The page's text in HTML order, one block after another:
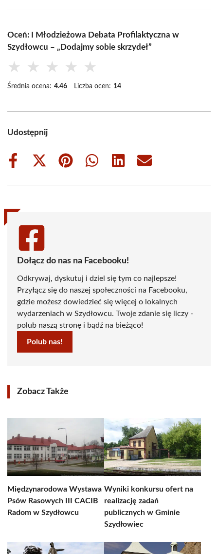
Oceń: I Młodzieżowa Debata Profilaktyczna w
Szydłowcu – „Dodajmy sobie skrzydeł”
★ ★ ★ ★ ★
Średnia ocena: 4.46 Liczba ocen: 14
Udostępnij
Share
Share
(Twitter)
Share
Share
Share
Share
Dołącz do nas na Facebooku!
Odkrywaj, dyskutuj i dziel się tym co najlepsze!
Przyłącz się do naszej społeczności na Facebooku,
gdzie możesz dowiedzieć się więcej o lokalnych
wydarzeniach w Szydłowcu. Twoje zdanie się liczy -
polub naszą stronę i bądź na bieżąco!
Polub nas!
Zobacz Także
Międzynarodowa Wystawa
Psów Rasowych III CACIB
Radom w Szydłowcu
Wyniki konkursu ofert na
realizację zadań
publicznych w Gminie
Szydłowiec